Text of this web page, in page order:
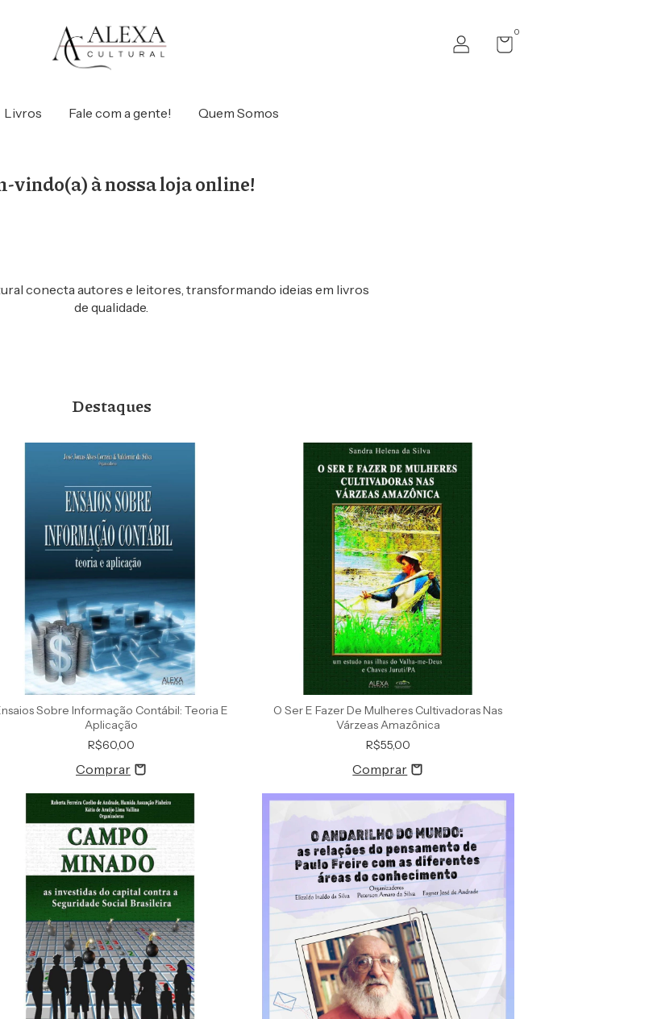
0
Livros Fale com a gente! Quem Somos
vindo(a) à nossa loja online!
conecta autores e leitores, transformando ideias em livros
de qualidade.
Destaques
Sobre Informação Contábil: Teoria E
Aplicação
R$60,00
O Ser E Fazer De Mulheres Cultivadoras Nas
Várzeas Amazônica
R$55,00